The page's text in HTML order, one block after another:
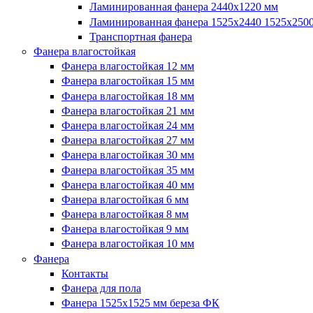
Ламинированная фанера 2440х1220 мм
Ламинированная фанера 1525х2440
Транспортная фанера
Фанера влагостойкая
Фанера влагостойкая 12 мм
Фанера влагостойкая 15 мм
Фанера влагостойкая 18 мм
Фанера влагостойкая 21 мм
Фанера влагостойкая 24 мм
Фанера влагостойкая 27 мм
Фанера влагостойкая 30 мм
Фанера влагостойкая 35 мм
Фанера влагостойкая 40 мм
Фанера влагостойкая 6 мм
Фанера влагостойкая 8 мм
Фанера влагостойкая 9 мм
Фанера влагостойкая 10 мм
Фанера
Контакты
Фанера для пола
Фанера 1525x1525 мм береза ФК